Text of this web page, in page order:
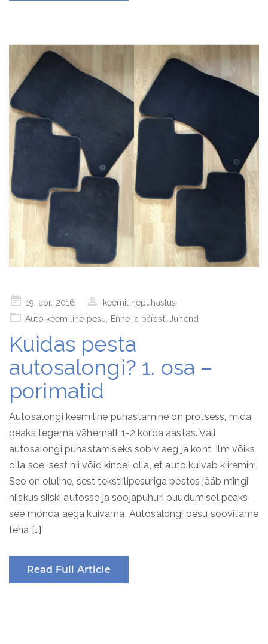
Posted
on
19. apr. 2016
keemilinepuhastus
Auto keemiline pesu, Enne ja pärast,Juhend
Kuidas pesta
autosalongi? 1. osa –
porimatid
Autosalongi keemiline puhastamine on protsess, mida
peaks tegema vähemalt 1-2 korda aastas. Vali
autosalongi puhastamiseks sobiv aeg ja koht. Ilm võiks
olla soe, sest nii võid kindel olla, et auto kuivab kiiremini.
See on oluline, sest tekstiilipesuriga pestes jääb mingi
niiskus siiski autosse ja soojapuhuri puudumisel peaks
see mõnda aega kuivama. Autosalongi pesu soovitame
teha […]
Read Full Article